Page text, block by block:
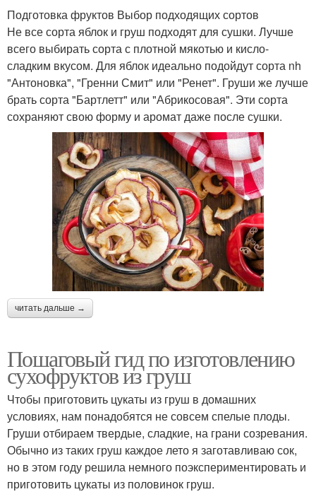
Подготовка фруктов Выбор подходящих сортов
Не все сорта яблок и груш подходят для сушки. Лучше
всего выбирать сорта с плотной мякотью и кисло-
сладким вкусом. Для яблок идеально подойдут сорта nh
"Антоновка", "Гренни Смит" или "Ренет". Груши же лучше
брать сорта "Бартлетт" или "Абрикосовая". Эти сорта
сохраняют свою форму и аромат даже после сушки.
читать дальше →
Пошаговый гид по изготовлению
сухофруктов из груш
Чтобы приготовить цукаты из груш в домашних
условиях, нам понадобятся не совсем спелые плоды.
Груши отбираем твердые, сладкие, на грани созревания.
Обычно из таких груш каждое лето я заготавливаю сок,
но в этом году решила немного поэкспериментировать и
приготовить цукаты из половинок груш.